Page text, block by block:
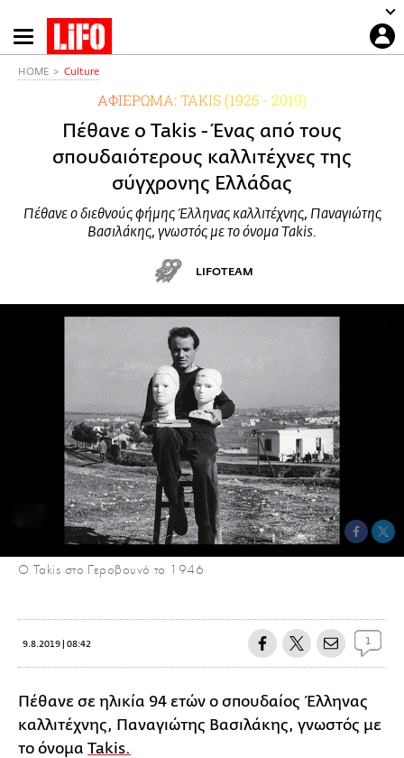
Παράκαμψη
προς
HOME Culture
ΑΦΙΕΡΩΜΑ: TAKIS (1925 - 2019)
Πέθανε ο Takis - Ένας από τους
σπουδαιότερους καλλιτέχνες της
σύγχρονης Ελλάδας
Πέθανε ο διεθνούς φήμης Έλληνας καλλιτέχνης, Παναγιώτης
Βασιλάκης, γνωστός με το όνομα Takis.
LIFOTEAM
Ο Takis στο Γεροβουνό το 1946
9.8.2019 | 08:42 1
Πέθανε σε ηλικία 94 ετών ο σπουδαίος Έλληνας
καλλιτέχνης, Παναγιώτης Βασιλάκης, γνωστός με
το όνομα Takis.